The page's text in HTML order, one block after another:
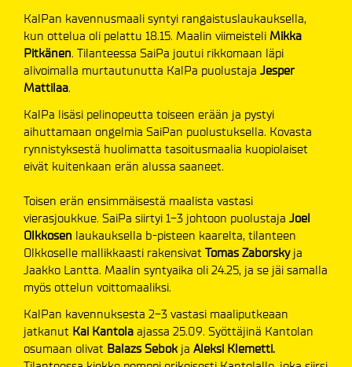
KalPan kavennusmaali syntyi rangaistuslaukauksella,
kun ottelua oli pelattu 18.15. Maalin viimeisteli Mikka
Pitkänen. Tilanteessa SaiPa joutui rikkomaan läpi
alivoimalla murtautunutta KalPa puolustaja Jesper
Mattilaa.
KalPa lisäsi pelinopeutta toiseen erään ja pystyi
aihuttamaan ongelmia SaiPan puolustuksella. Kovasta
rynnistyksestä huolimatta tasoitusmaalia kuopiolaiset
eivät kuitenkaan erän alussa saaneet.
Toisen erän ensimmäisestä maalista vastasi
vierasjoukkue. SaiPa siirtyi 1-3 johtoon puolustaja Joel
Olkkosen laukauksella b-pisteen kaarelta, tilanteen
Olkkoselle mallikkaasti rakensivat Tomas Zaborskyja
Jaakko Lantta. Maalin syntyaika oli 24.25, ja se jäi samalla
myös ottelun voittomaaliksi.
KalPan kavennuksesta 2-3 vastasi maaliputkeaan
jatkanut Kai Kantola ajassa 25.09. Syöttäjinä Kantolan
osumaan olivat Balazs Sebok ja Aleksi Klemetti.